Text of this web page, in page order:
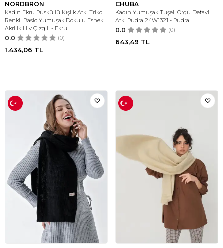
NORDBRON
Kadın Ekru Püsküllü Kışlık Atkı Triko
Renkli Basic Yumuşak Dokulu Esnek
Akrilik Lily Çizgili - Ekru
0.0 (0)
1.434,06 TL
CHUBA
Kadın Yumuşak Tuşeli Örgü Detaylı
Atkı Pudra 24W1321 - Pudra
0.0 (0)
643,49 TL